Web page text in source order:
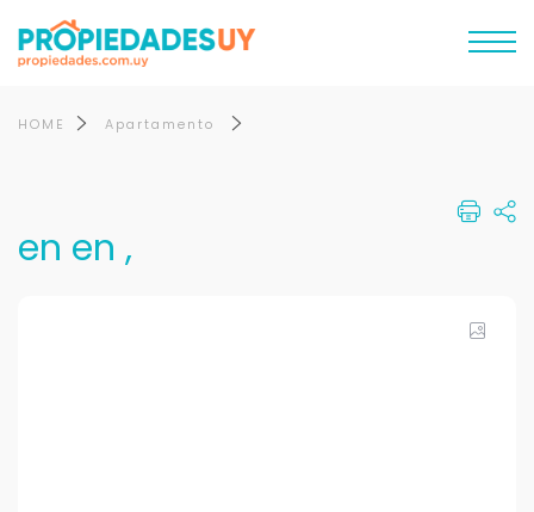
HOME Apartamento
en en ,